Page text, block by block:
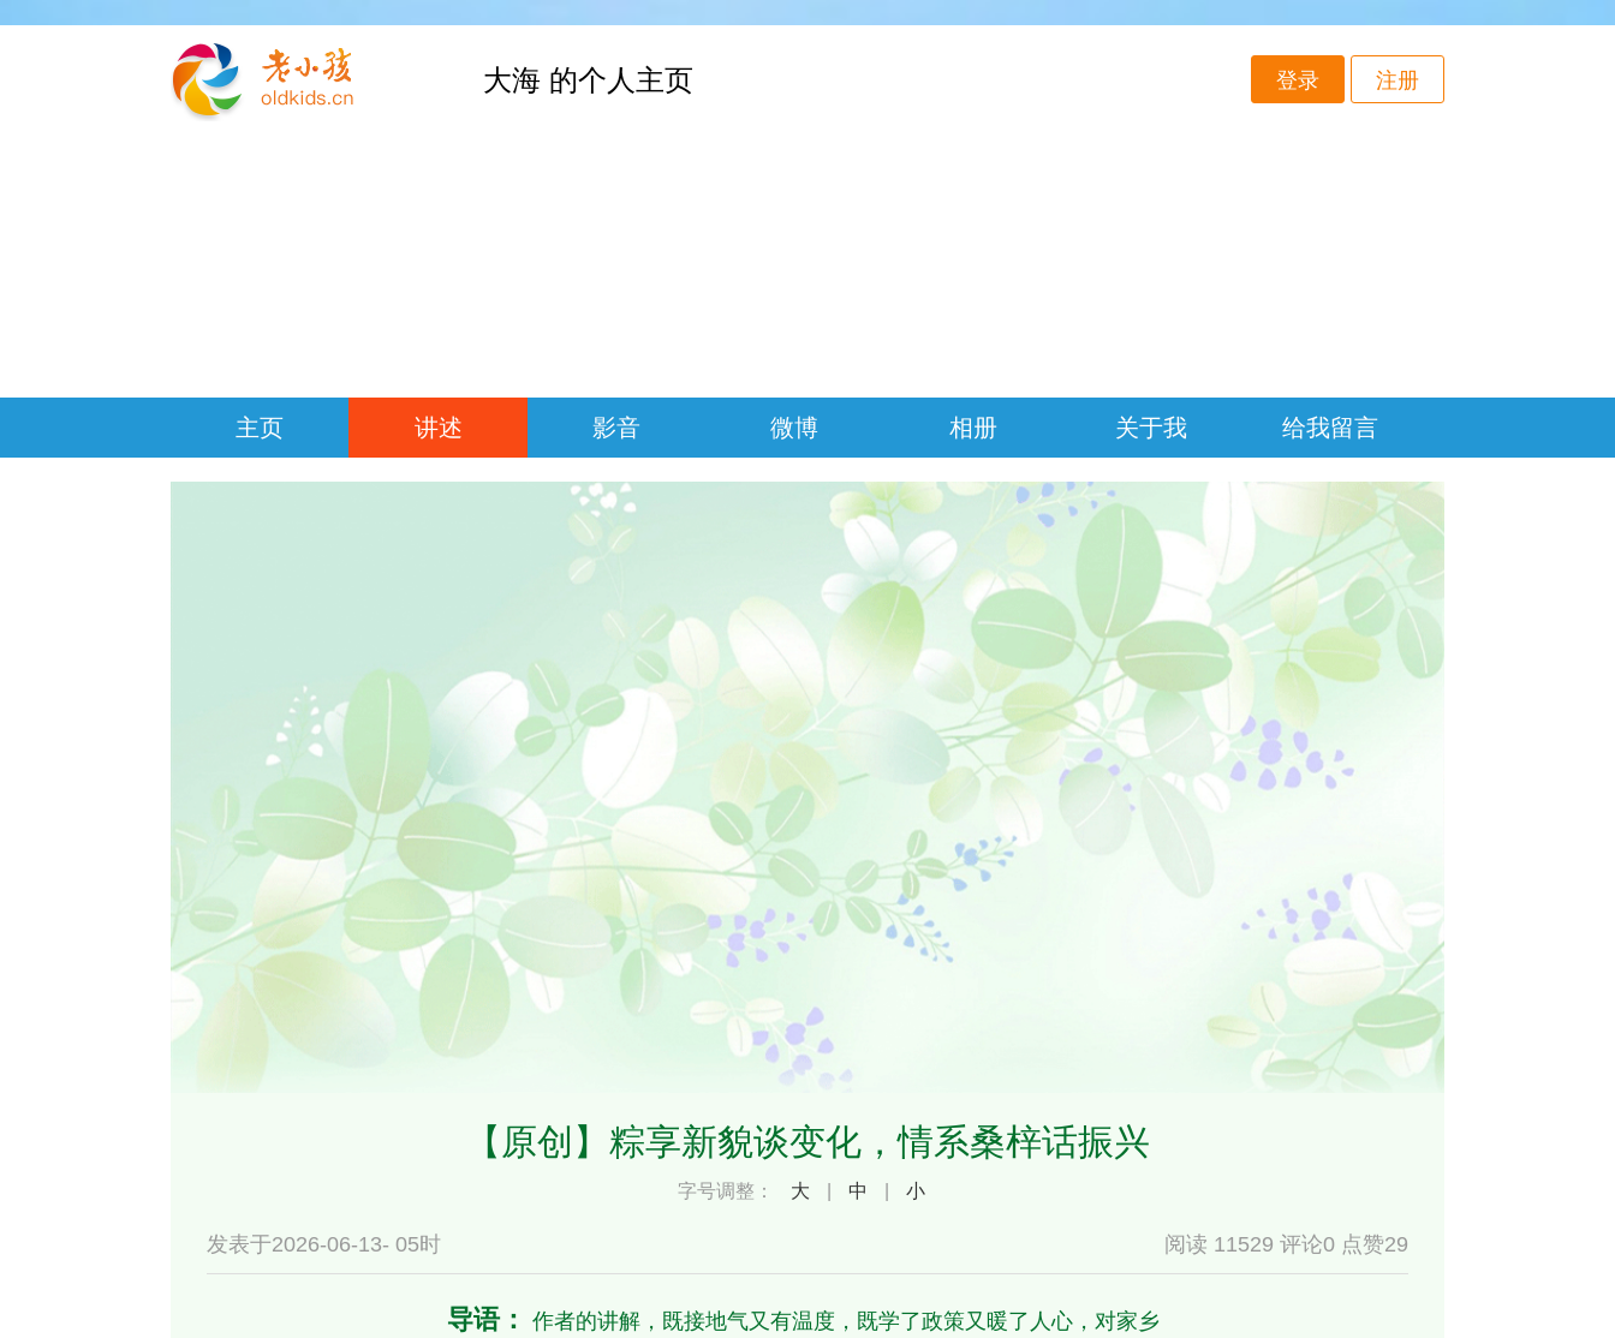
大海 的个人主页 登录 注册
主页 讲述 影音 微博 相册 关于我 给我留言
【原创】粽享新貌谈变化，情系桑梓话振兴
字号调整： 大 中 小
发表于2026-06-13- 05时 阅读 11529 评论0 点赞29
导语：
作者的讲解，既接地气又有温度，既学了政策又暖了人心，对家乡